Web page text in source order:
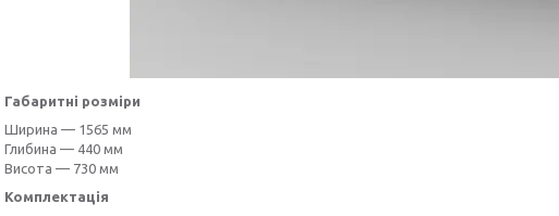
Габаритні розміри
Ширина — 1565 мм
Глибина — 440 мм
Висота — 730 мм
Комплектація